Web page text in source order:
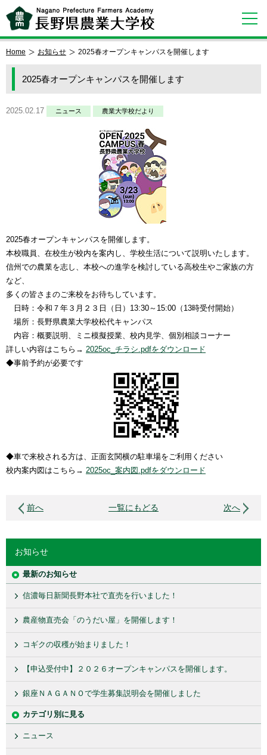
Home お知らせ 2025春オープンキャンパスを開催します
2025春オープンキャンパスを開催します
2025.02.17 ニュース 農業大学校だより
2025春オープンキャンパスを開催します。
本校職員、在校生が校内を案内し、学校生活について説明いたします。
信州での農業を志し、本校への進学を検討している高校生やご家族の方
など、
多くの皆さまのご来校をお待ちしています。
日時：令和７年３月２３日（日）13:30～15:00（13時受付開始）
場所：長野県農業大学校松代キャンパス
内容：概要説明、ミニ模擬授業、校内見学、個別相談コーナー
詳しい内容はこちら→ 2025oc_チラシ.pdfをダウンロード
◆事前予約が必要です
◆車で来校される方は、正面玄関横の駐車場をご利用ください
校内案内図はこちら→ 2025oc_案内図.pdfをダウンロード
前へ 一覧にもどる 次へ
お知らせ
最新のお知らせ
信濃毎日新聞長野本社で直売を行いました！
農産物直売会「のうだい屋」を開催します！
コギクの収穫が始まりました！
【申込受付中】２０２６オープンキャンパスを開催します。
銀座ＮＡＧＡＮＯで学生募集説明会を開催しました
カテゴリ別に見る
ニュース